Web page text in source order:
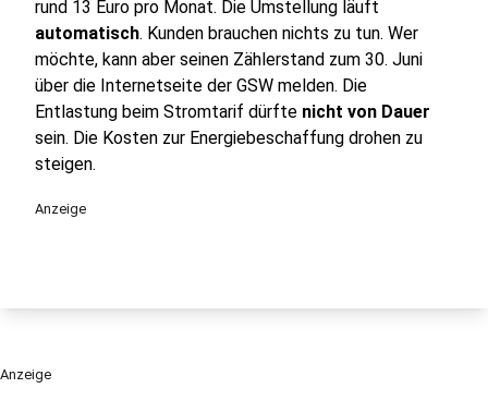
rund 13 Euro pro Monat. Die Umstellung läuft
automatisch. Kunden brauchen nichts zu tun. Wer
möchte, kann aber seinen Zählerstand zum 30. Juni
über die Internetseite der GSW melden. Die
Entlastung beim Stromtarif dürfte nicht von Dauer
sein. Die Kosten zur Energiebeschaffung drohen zu
steigen.
Anzeige
Anzeige